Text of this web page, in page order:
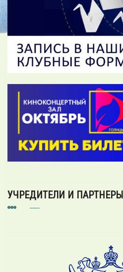
УЧРЕДИТЕЛИ И ПАРТНЕРЫ